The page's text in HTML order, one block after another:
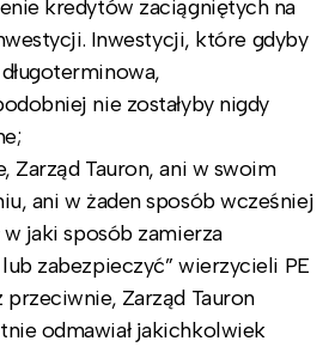
kredytów zaciągniętych na
Inwestycji, które gdyby
nie zostałyby nigdy
Zarząd Tauron, ani w swoim
ani w żaden sposób wcześniej
w jaki sposób zamierza
zabezpieczyć” wierzycieli PE
przeciwnie, Zarząd Tauron
odmawiał jakichkolwiek